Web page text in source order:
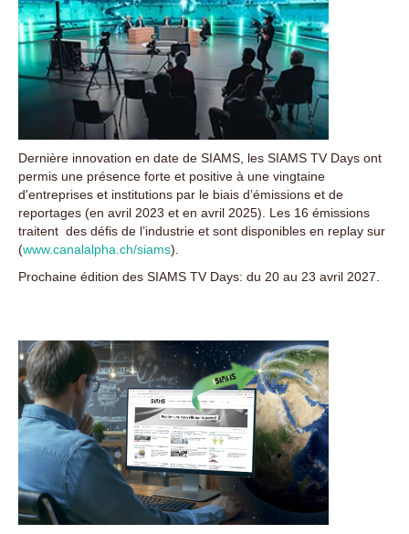
Dernière innovation en date de SIAMS, les SIAMS TV Days ont
permis une présence forte et positive à une vingtaine
d'entreprises et institutions par le biais d’émissions et de
reportages (en avril 2023 et en avril 2025). Les 16 émissions
traitent des défis de l’industrie et sont disponibles en replay sur
(www.canalalpha.ch/siams).
Prochaine édition des SIAMS TV Days: du 20 au 23 avril 2027.